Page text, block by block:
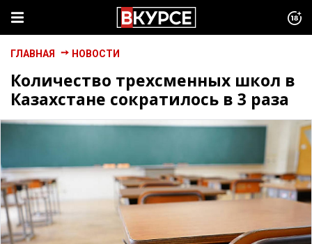
ГЛАВНАЯ НОВОСТИ
Количество трехсменных школ в
Казахстане сократилось в 3 раза